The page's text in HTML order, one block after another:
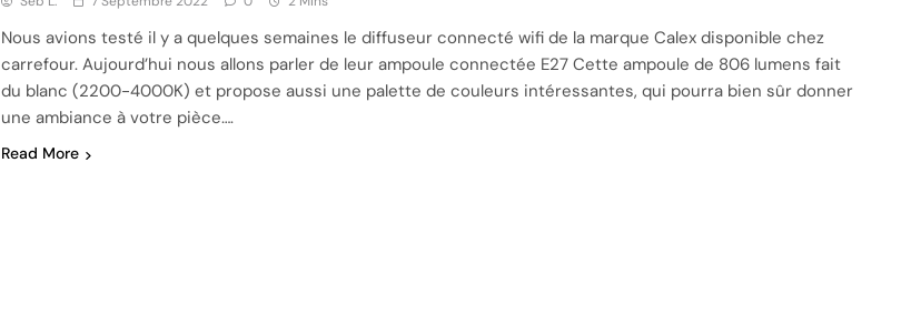
Nous avions testé il y a quelques semaines le diffuseur connecté wifi de la marque Calex disponible chez
carrefour. Aujourd’hui nous allons parler de leur ampoule connectée E27 Cette ampoule de 806 lumens fait
du blanc (2200-4000K) et propose aussi une palette de couleurs intéressantes, qui pourra bien sûr donner
une ambiance à votre pièce….
Read More